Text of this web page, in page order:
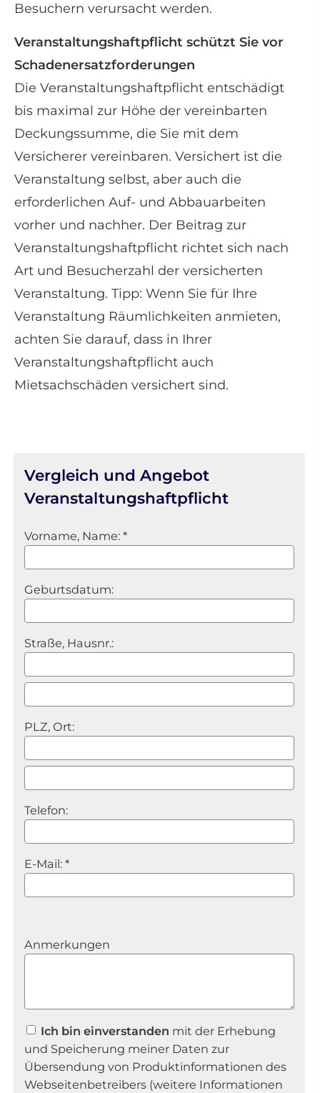
Besuchern verursacht werden.
Veranstaltungshaftpflicht schützt Sie vor
Schadenersatzforderungen
Die Veranstaltungshaftpflicht entschädigt
bis maximal zur Höhe der vereinbarten
Deckungs­summe, die Sie mit dem
Versicherer vereinbaren. Versichert ist die
Veranstaltung selbst, aber auch die
erforderlichen Auf- und Abbauarbeiten
vorher und nachher. Der Beitrag zur
Veranstaltungshaftpflicht richtet sich nach
Art und Besucherzahl der versicherten
Veranstaltung. Tipp: Wenn Sie für Ihre
Veranstaltung Räumlichkeiten anmieten,
achten Sie darauf, dass in Ihrer
Veranstaltungshaftpflicht auch
Mietsachschäden versichert sind.
Vergleich und Angebot
Veranstaltungshaftpflicht
Vorname, Name: *
Geburts­datum:
Straße, Hausnr.:
PLZ, Ort:
Telefon:
E-Mail: *
Anmerkungen
Ich bin einverstanden mit der Erhebung
und Speicherung meiner Daten zur
Übersendung von Produktinformationen des
Webseitenbetreibers (weitere Informationen